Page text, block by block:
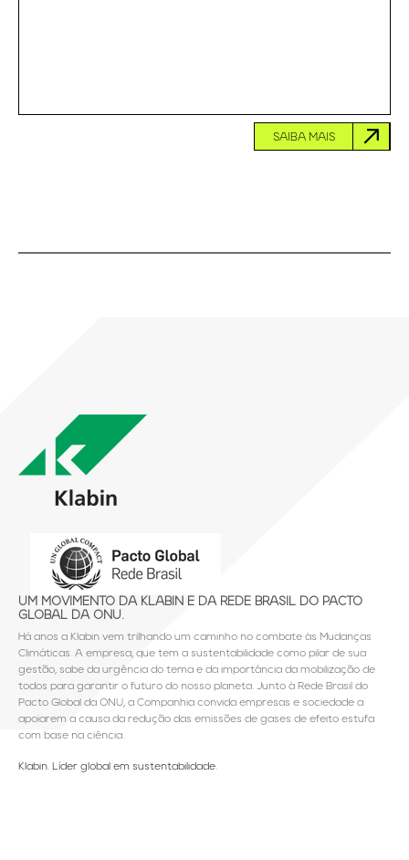
SAIBA MAIS
UM MOVIMENTO DA KLABIN E DA REDE BRASIL DO PACTO
GLOBAL DA ONU.
Há anos a Klabin vem trilhando um caminho no combate às Mudanças
Climáticas. A empresa, que tem a sustentabilidade como pilar de sua
gestão, sabe da urgência do tema e da importância da mobilização de
todos para garantir o futuro do nosso planeta. Junto à Rede Brasil do
Pacto Global da ONU, a Companhia convida empresas e sociedade a
apoiarem a causa da redução das emissões de gases de efeito estufa
com base na ciência.
Klabin. Líder global em sustentabilidade.